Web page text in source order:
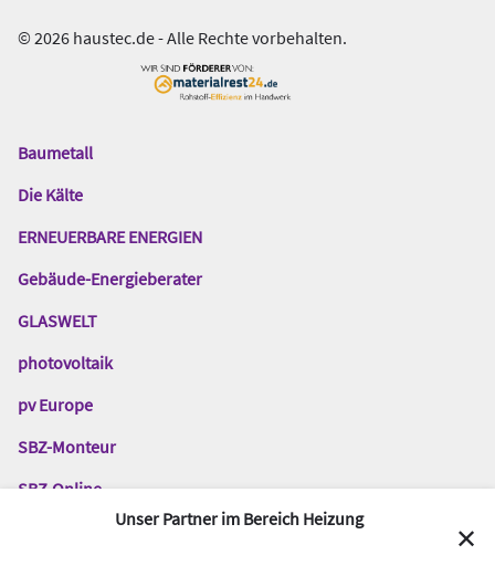
© 2026 haustec.de - Alle Rechte vorbehalten.
Das
Gentner
Baumetall
Die Kälte
ERNEUERBARE ENERGIEN
Gebäude-Energieberater
GLASWELT
photovoltaik
pv Europe
SBZ-Monteur
SBZ-Online
TGA-Fachplaner
Unser Partner im Bereich Heizung
✕